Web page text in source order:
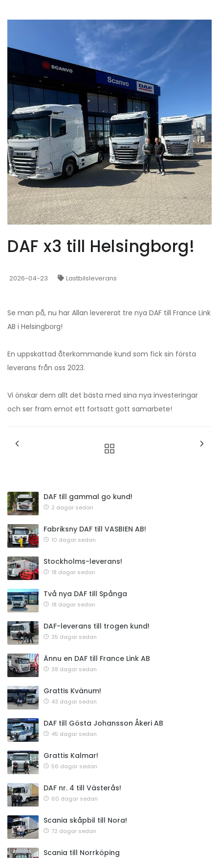
DAF x3 till Helsingborg!
2026-04-23 Lastbilsleverans
Se man på, nu har Allan levererat tre nya DAF till France Link
AB i Helsingborg!
En uppskattad återkommande kund som fick sin första
leverans från oss 2023.
Vi önskar dem allt det bästa med sina nya investeringar
och ser fram emot ett fortsatt gott samarbete!
DAF till gammal go kund!
2 dagar sedan
Fabriksny DAF till VASBIEN AB!
10 dagar sedan
Stockholms-leverans!
18 dagar sedan
Två nya DAF till Spånga
18 dagar sedan
DAF-leverans till trogen kund!
35 dagar sedan
Ännu en DAF till France Link AB
38 dagar sedan
Grattis Kvänum!
43 dagar sedan
DAF till Gösta Johansson Åkeri AB
45 dagar sedan
Grattis Kalmar!
56 dagar sedan
DAF nr. 4 till Västerås!
60 dagar sedan
Scania skåpbil till Nora!
72 dagar sedan
Scania till Norrköping